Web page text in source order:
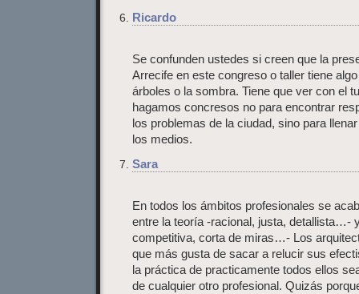
Ricardo
Se confunden ustedes si creen que la
Arrecife en este congreso o taller tiene
árboles o la sombra. Tiene que ver con el
hagamos concresos no para encontrar
los problemas de la ciudad, sino para
los medios.
Sara
En todos los ámbitos profesionales se
entre la teoría -racional, justa, detallista…-
competitiva, corta de miras…- Los
que más gusta de sacar a relucir sus
la práctica de practicamente todos ellos
de cualquier otro profesional. Quizás